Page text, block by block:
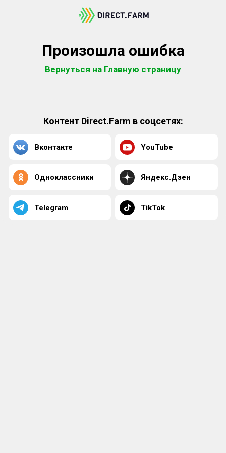
Произошла ошибка
Вернуться на Главную страницу
Контент Direct.Farm в соцсетях:
Вконтакте YouTube
Одноклассники Яндекс.Дзен
Telegram TikTok